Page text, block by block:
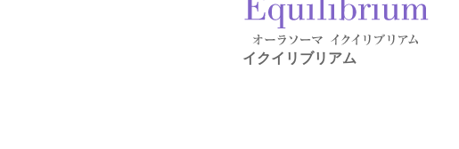
イクイリブリアム